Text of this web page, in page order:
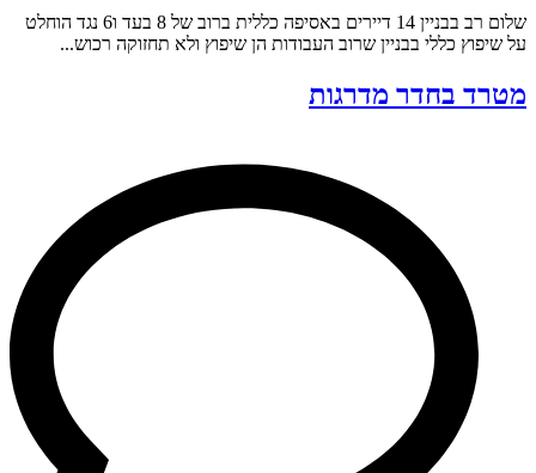
שלום רב בבניין 14 דיירים באסיפה כללית ברוב של 8 בעד ו6 נגד הוחלט
על שיפוץ כללי בבניין שרוב העבודות הן שיפוץ ולא תחזוקה רכוש...
מטרד בחדר מדרגות